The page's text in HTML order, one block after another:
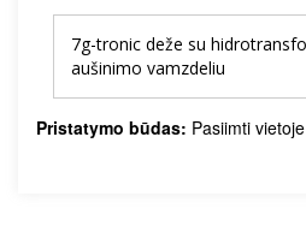
7g-tronic deže su
aušinimo vamzdeliu
Pristatymo būdas: Pasiimti vietoje